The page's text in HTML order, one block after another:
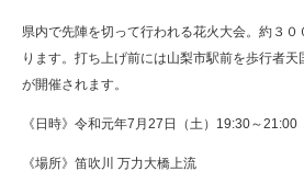
県内で先陣を切って行われる花火大会。約３
ります。打ち上げ前には山梨市駅前を歩行者
が開催されます。
《日時》令和元年7月27日（土）19:30～21:00
《場所》笛吹川 万力大橋上流